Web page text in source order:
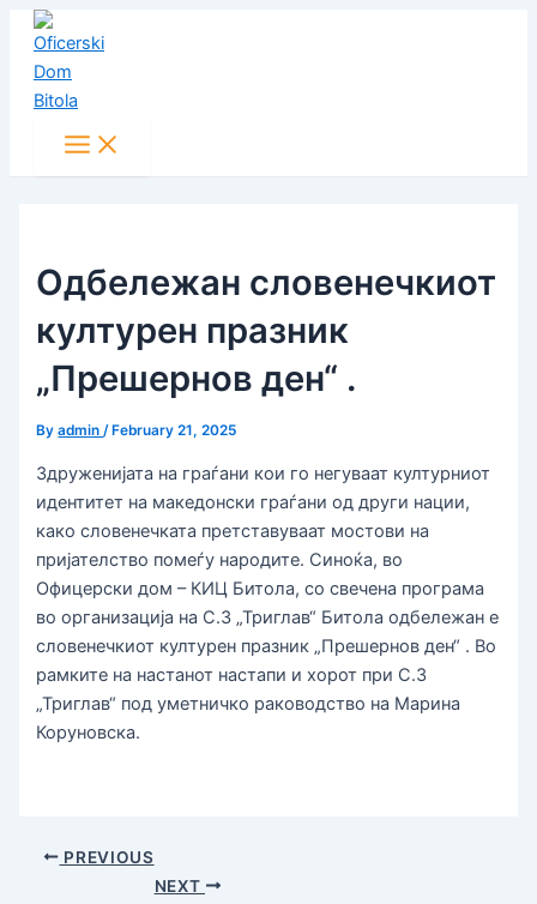
Skip
content
Oдбележан словенечкиот
културен празник
„Прешернов ден“ .
Byadmin/ February 21, 2025
Здруженијата на граѓани кои го негуваат културниот
идентитет на македонски граѓани од други нации,
како словенечката претставуваат мостови на
пријателство помеѓу народите. Синоќа, во
Офицерски дом – КИЦ Битола, со свечена програма
во организација на С.3 „Триглав“ Битола одбележан е
словенечкиот културен празник „Прешернов ден“ . Во
рамките на настанот настапи и хорот при С.3
„Триглав“ под уметничко раководство на Марина
Коруновска.
Post
navigation
PREVIOUS
NEXT